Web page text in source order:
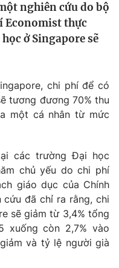
nghiên cứu do bộ
Economist thực
ở Singapore sẽ
chi phí để có
tương đương 70% thu
một cá nhân từ mức
các trường Đại học
chủ yếu do chi phí
giáo dục của Chính
cứu đã chỉ ra rằng, chi
sẽ giảm từ 3,4% tổng
xuống còn 2,7% vào
và tỷ lệ người già